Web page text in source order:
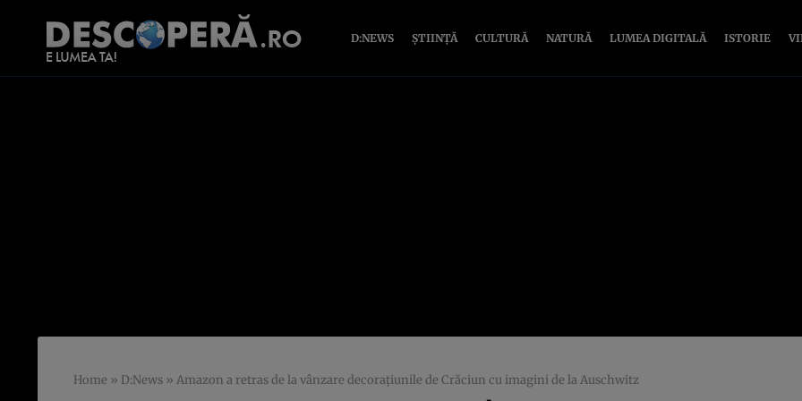
D:NEWS ȘTIINȚĂ CULTURĂ NATURĂ LUMEA DIGITALĂ ISTORIE
Home » D:News » Amazon a retras de la vânzare decoraţiunile de Crăciun cu imagini de la Auschwitz